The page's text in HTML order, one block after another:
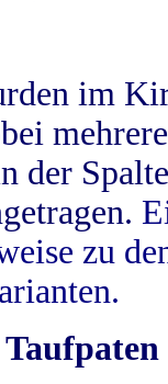
im
der
zu